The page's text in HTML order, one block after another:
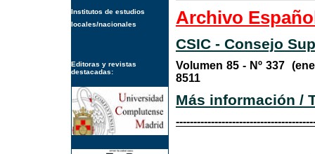
Institutos de estudios
locales/nacionales
Editoras y revistas
destacadas:
Archivo
CSIC - Consejo
Volumen 85 - Nº 337
8511
Más información /